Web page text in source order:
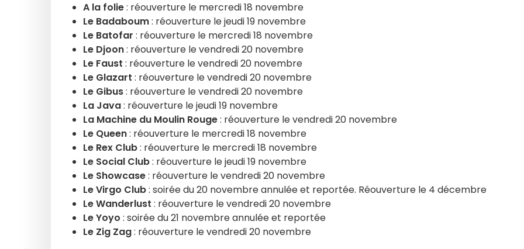
A la folie: réouverture le mercredi 18 novembre
Le Badaboum: réouverture le jeudi 19 novembre
Le Batofar : réouverture le mercredi 18 novembre
Le Djoon: réouverture le vendredi 20 novembre
Le Faust : réouverture le vendredi 20 novembre
Le Glazart : réouverture le vendredi 20 novembre
Le Gibus: réouverture le vendredi 20 novembre
La Java: réouverture le jeudi 19 novembre
La Machine du Moulin Rouge: réouverture le vendredi 20 novembre
Le Queen: réouverture le mercredi 18 novembre
Le Rex Club: réouverture le mercredi 18 novembre
Le Social Club: réouverture le jeudi 19 novembre
Le Showcase: réouverture le vendredi 20 novembre
Le Virgo Club: soirée du 20 novembre annulée et reportée. Réouverture le 4 décembre
Le Wanderlust : réouverture le vendredi 20 novembre
Le Yoyo : soirée du 21 novembre annulée et reportée
Le Zig Zag: réouverture le vendredi 20 novembre